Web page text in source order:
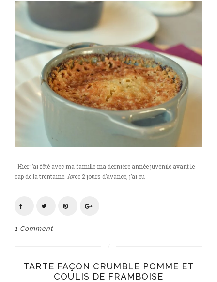
Hier j’ai fêté avec ma famille ma dernière année juvénile avant le
cap de la trentaine. Avec 2 jours d’avance, j’ai eu
1 Comment
TARTE FAÇON CRUMBLE POMME ET
COULIS DE FRAMBOISE